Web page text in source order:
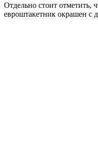
Отдельно стоит отметить,
евроштакетник окрашен с